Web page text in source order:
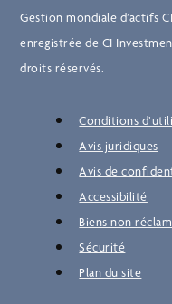
Gestion mondiale d’actifs
enregistrée de CI
droits réservés.
Conditions
Avis juridiques
Avis de
Accessibilité
Biens non
Sécurité
Plan du site